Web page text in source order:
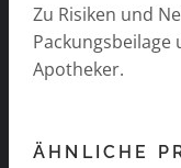
Zu Risiken und
Apotheker.
ÄHNLICHE